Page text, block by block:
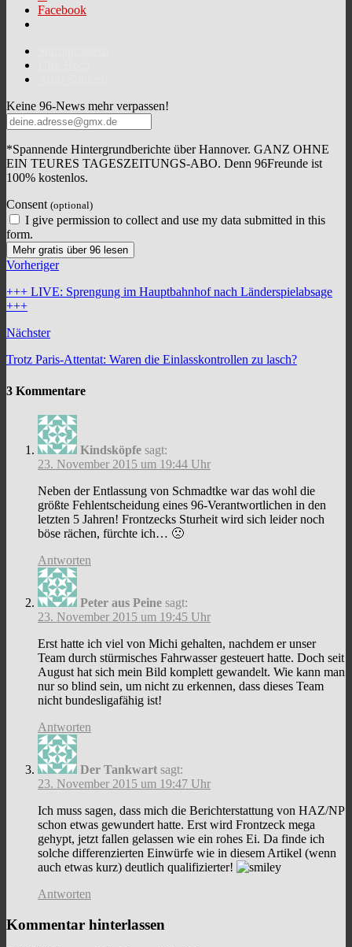
Facebook
Keine 96-News mehr verpassen!
*Spannende Hintergrundberichte über Hannover. GANZ OHNE
EIN TEURES TAGESZEITUNGS-ABO. Denn 96Freunde ist
100% kostenlos.
Consent (optional)
I give permission to collect and use my data submitted in this
form.
Mehr gratis über 96 lesen
Vorheriger
+++ LIVE: Sprengung im Hauptbahnhof nach Länderspielabsage
+++
Nächster
Trotz Paris-Attentat: Waren die Einlasskontrollen zu lasch?
3 Kommentare
Kindsköpfe sagt:
23. November 2015 um 19:44 Uhr
Neben der Entlassung von Schmadtke war das wohl die
größte Fehlentscheidung eines 96-Verantwortlichen in den
letzten 5 Jahren! Frontzecks Sturheit wird sich leider noch
böse rächen, fürchte ich… 🙁
Antworten
Peter aus Peine sagt:
23. November 2015 um 19:45 Uhr
Erst hatte ich viel von Michi gehalten, nachdem er unser
Team durch stürmisches Fahrwasser gesteuert hatte. Doch seit
August hat sich mein Bild komplett gewandelt. Wie kann man
nur so blind sein, um nicht zu erkennen, dass dieses Team
nicht bundesligafähig ist!
Antworten
Der Tankwart sagt:
23. November 2015 um 19:47 Uhr
Ich muss sagen, dass mich die Berichterstattung von HAZ/NP
schon etwas gewundert hatte. Erst wird Frontzeck mega
gehypt, jetzt fallen gelassen wie ein rohes Ei. Da finde ich
solche differenzierten Einwürfe wie in diesem Artikel (wenn
auch etwas kurz) deutlich qualifizierter!
Antworten
Kommentar hinterlassen